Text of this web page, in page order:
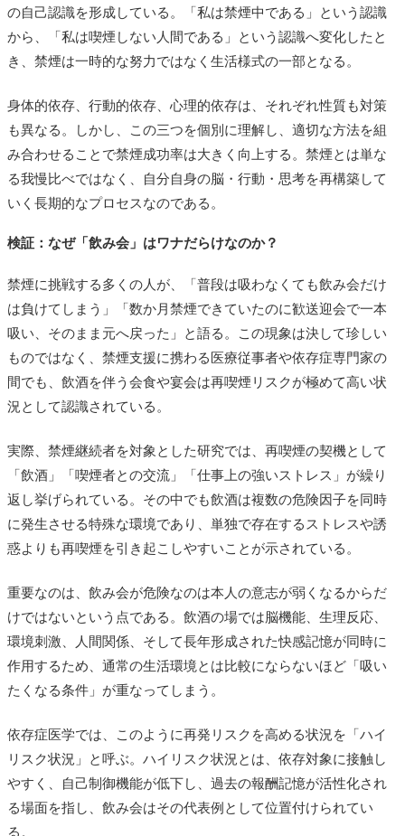
の自己認識を形成している。「私は禁煙中である」という認識
から、「私は喫煙しない人間である」という認識へ変化したと
き、禁煙は一時的な努力ではなく生活様式の一部となる。
身体的依存、行動的依存、心理的依存は、それぞれ性質も対策
も異なる。しかし、この三つを個別に理解し、適切な方法を組
み合わせることで禁煙成功率は大きく向上する。禁煙とは単な
る我慢比べではなく、自分自身の脳・行動・思考を再構築して
いく長期的なプロセスなのである。
検証：なぜ「飲み会」はワナだらけなのか？
禁煙に挑戦する多くの人が、「普段は吸わなくても飲み会だけ
は負けてしまう」「数か月禁煙できていたのに歓送迎会で一本
吸い、そのまま元へ戻った」と語る。この現象は決して珍しい
ものではなく、禁煙支援に携わる医療従事者や依存症専門家の
間でも、飲酒を伴う会食や宴会は再喫煙リスクが極めて高い状
況として認識されている。
実際、禁煙継続者を対象とした研究では、再喫煙の契機として
「飲酒」「喫煙者との交流」「仕事上の強いストレス」が繰り
返し挙げられている。その中でも飲酒は複数の危険因子を同時
に発生させる特殊な環境であり、単独で存在するストレスや誘
惑よりも再喫煙を引き起こしやすいことが示されている。
重要なのは、飲み会が危険なのは本人の意志が弱くなるからだ
けではないという点である。飲酒の場では脳機能、生理反応、
環境刺激、人間関係、そして長年形成された快感記憶が同時に
作用するため、通常の生活環境とは比較にならないほど「吸い
たくなる条件」が重なってしまう。
依存症医学では、このように再発リスクを高める状況を「ハイ
リスク状況」と呼ぶ。ハイリスク状況とは、依存対象に接触し
やすく、自己制御機能が低下し、過去の報酬記憶が活性化され
る場面を指し、飲み会はその代表例として位置付けられてい
る。